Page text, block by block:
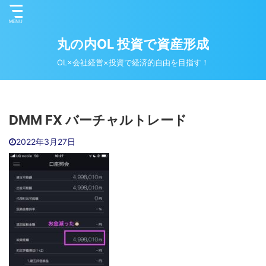
丸の内OL 投資で資産形成
OL×会社経営×投資で経済的自由を目指す！
DMM FX バーチャルトレード
2022年3月27日